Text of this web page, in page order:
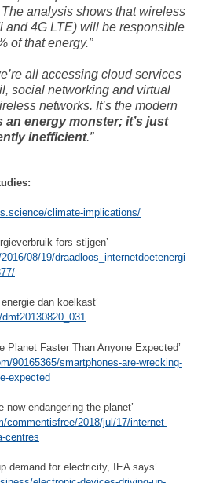
analysis shows that wireless
and 4G LTE) will be responsible
of that energy.”
all accessing cloud services
social networking and virtual
networks. It’s the modern
an energy monster; it’s just
inefficient.”
climate-implications/
fors stijgen’
08/19/draadloos_internetdoetenergi
dan koelkast’
Planet Faster Than Anyone Expected’
90165365/smartphones-are-wrecking-
expected
now endangering the planet’
commentisfree/2018/jul/17/internet-
centres
demand for electricity, IEA says’